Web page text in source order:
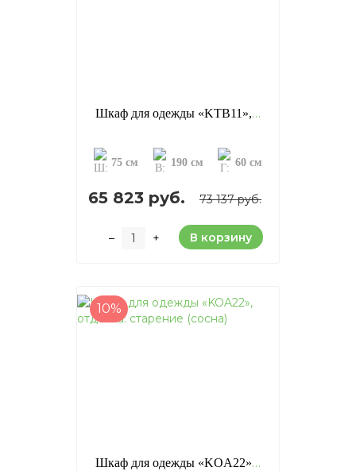
Шкаф для одежды «KTB11», отделка: старение (сосна)
75 см 190 см 60 см
65 823 руб. 73 137 руб.
– + В корзину
10%
Шкаф для одежды «KOA22», отделка: старение (сосна)